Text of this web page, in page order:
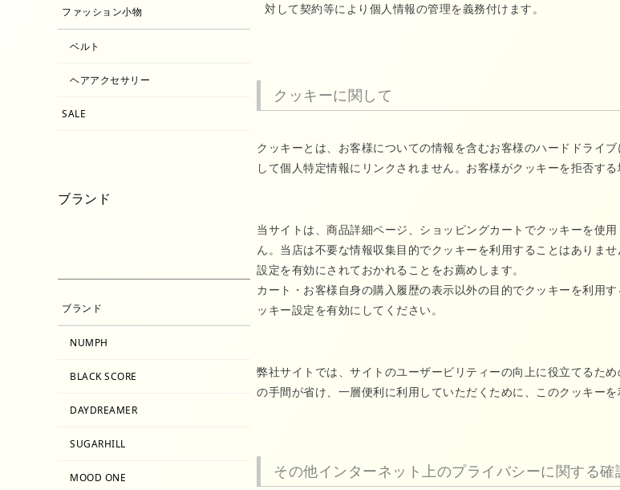
ファッション小物
ベルト
ヘアアクセサリー
SALE
ブランド
ブランド
NUMPH
BLACK SCORE
DAYDREAMER
SUGARHILL
MOOD ONE
対して契約等により個人情報の管理を義務付けます。
クッキーに関して
クッキーとは、お客様についての情報を含むお客様のハードドライ
して個人特定情報にリンクされません。お客様がクッキーを拒否す
当サイトは、商品詳細ページ、ショッピングカートでクッキーを使
ん。当店は不要な情報収集目的でクッキーを利用することはありま
設定を有効にされておかれることをお薦めします。
カート・お客様自身の購入履歴の表示以外の目的でクッキーを利用
ッキー設定を有効にしてください。
弊社サイトでは、サイトのユーザービリティーの向上に役立てるた
の手間が省け、一層便利に利用していただくために、このクッキーを
その他インターネット上のプライバシーに関する確